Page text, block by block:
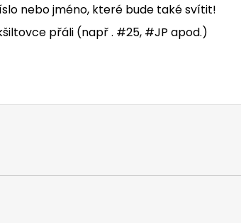
nebo jméno, které bude také svítit!
přáli (např . #25, #JP apod.)